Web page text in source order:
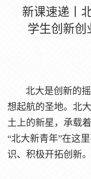
新课速递丨
学生创新创
北大是创新的
想起航的圣地。北
土上的新星，承载
“北大新青年”在这
识、积极开拓创新。